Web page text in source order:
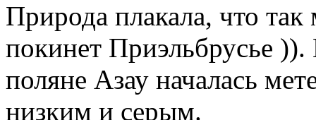
Природа плакала, что
покинет Приэльбрусье
поляне Азау началась
низким и серым.